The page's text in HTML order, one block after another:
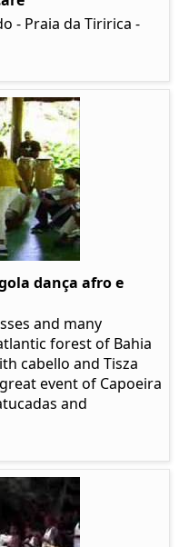
- Praia da Tiririca -
dança afro e
and many
forest of Bahia
cabello and Tisza
event of Capoeira
and